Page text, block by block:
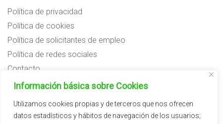
Información básica sobre Cookies
Utilizamos cookies propias y de terceros que nos ofrecen
datos estadísticos y hábitos de navegación de los usuarios;
Política de privacidad
Política de cookies
Política de solicitantes de empleo
Política de redes sociales
Contacto
Preguntas frecuentes